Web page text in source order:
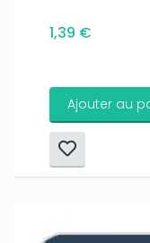
1,39 €
Ajouter au